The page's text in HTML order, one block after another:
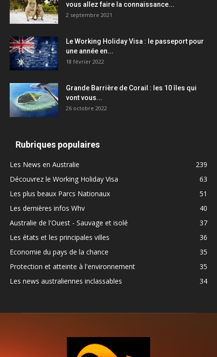
vous allez faire la connaissance...
2 septembre 2021
Le Working Holiday Visa : le passeport pour
une année en...
18 février 2022
Grande Barrière de Corail : les 10 îles qui
vont vous...
26 octobre 2022
Rubriques populaires
Les News en Australie
239
Découvrez le Working Holiday Visa
63
Les plus beaux Parcs Nationaux
51
Les dernières infos Whv
40
Australie de l'Ouest - Sauvage et isolé
37
Les états et les principales villes
36
Economie du pays de la chance
35
Protection et atteinte à l'environnement
35
Les news australiennes inclassables
34